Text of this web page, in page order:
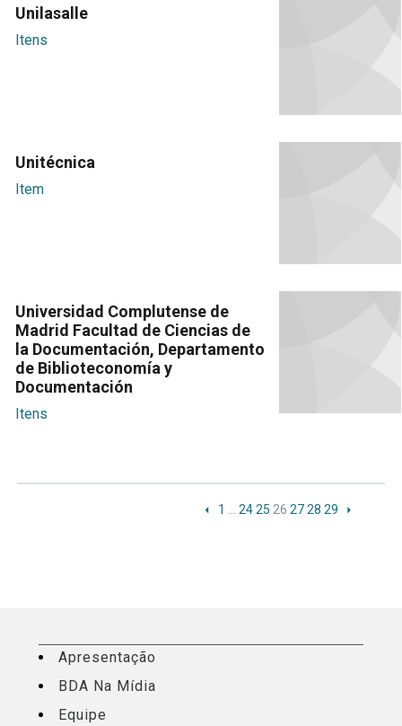
Unilasalle
Itens
Unitécnica
Item
Universidad Complutense de
Madrid Facultad de Ciencias de
la Documentación, Departamento
de Biblioteconomía y
Documentación
Itens
1 24 25 26 27 28 29
Apresentação
BDA Na Mídia
Equipe